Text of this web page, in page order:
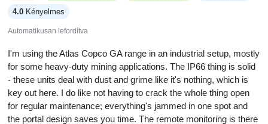
4.0 Kényelmes
Automatikusan lefordítva
I'm using the Atlas Copco GA range in an industrial setup, mostly
for some heavy-duty mining applications. The IP66 thing is solid
- these units deal with dust and grime like it's nothing, which is
key out here. I do like not having to crack the whole thing open
for regular maintenance; everything's jammed in one spot and
the portal design saves you time. The remote monitoring is there